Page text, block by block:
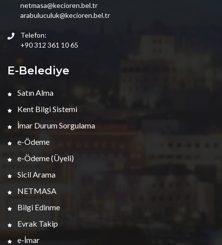
netmasa@kecioren.bel.tr
arabuluculuk@kecioren.bel.tr
Telefon:
+90 312 361 10 65
E-Belediye
Satın Alma
Kent Bilgi Sistemi
İmar Durum Sorgulama
e-Ödeme
e-Ödeme (Üyeli)
Sicil Arama
NETMASA
Bilgi Edinme
Evrak Takip
e-İmar